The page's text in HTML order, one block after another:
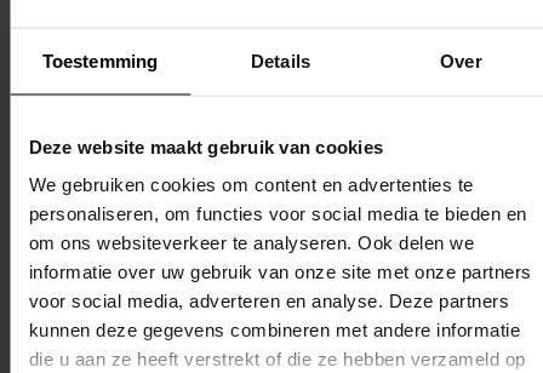
Toestemming Details Over
Deze website maakt gebruik van cookies
We gebruiken cookies om content en advertenties te
personaliseren, om functies voor social media te bieden en
om ons websiteverkeer te analyseren. Ook delen we
informatie over uw gebruik van onze site met onze partners
voor social media, adverteren en analyse. Deze partners
kunnen deze gegevens combineren met andere informatie
die u aan ze heeft verstrekt of die ze hebben verzameld op
Heb je een vraag?
Kom je er niet uit of wil je iemand spreken? We
helpen je graag.
Bel het adviespunt:
020 - 330 63 20